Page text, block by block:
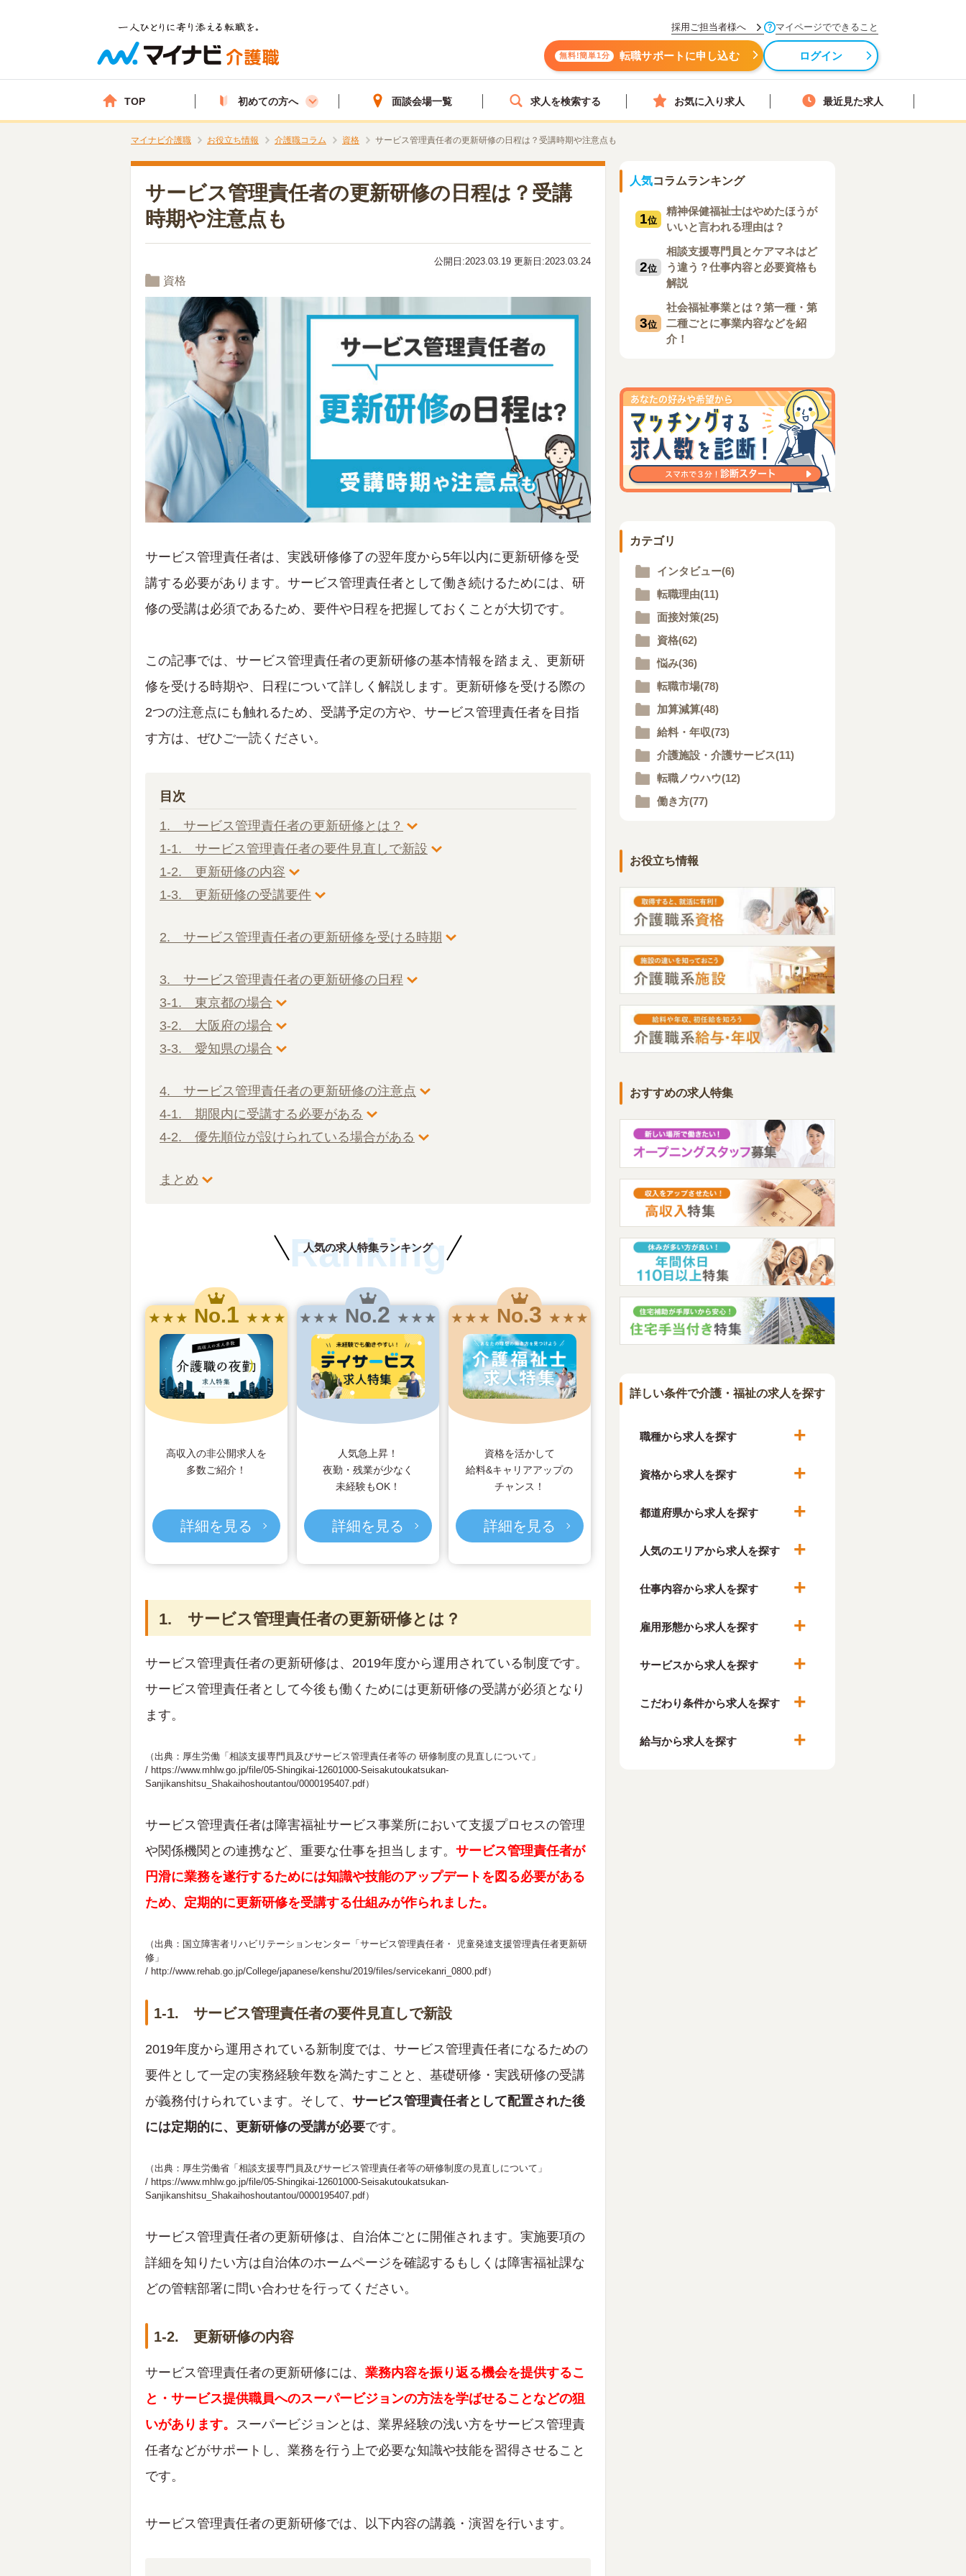
採用ご担当者様へ マイページでできること
無料!簡単1分 転職サポートに申し込む ログイン
TOP 初めての方へ 面談会場一覧 求人を検索する お気に入り求人 最近見た求人
マイナビ介護職 お役立ち情報 介護職コラム 資格 サービス管理責任者の更新研修の日程は？受講時期や注意点も
サービス管理責任者の更新研修の日程は？受講
時期や注意点も
公開日:2023.03.19 更新日:2023.03.24
資格
サービス管理責任者は、実践研修修了の翌年度から5年以内に更新研修を受
講する必要があります。サービス管理責任者として働き続けるためには、研
修の受講は必須であるため、要件や日程を把握しておくことが大切です。
この記事では、サービス管理責任者の更新研修の基本情報を踏まえ、更新研
修を受ける時期や、日程について詳しく解説します。更新研修を受ける際の
2つの注意点にも触れるため、受講予定の方や、サービス管理責任者を目指
す方は、ぜひご一読ください。
目次
1. サービス管理責任者の更新研修とは？
1-1. サービス管理責任者の要件見直しで新設
1-2. 更新研修の内容
1-3. 更新研修の受講要件
2. サービス管理責任者の更新研修を受ける時期
3. サービス管理責任者の更新研修の日程
3-1. 東京都の場合
3-2. 大阪府の場合
3-3. 愛知県の場合
4. サービス管理責任者の更新研修の注意点
4-1. 期限内に受講する必要がある
4-2. 優先順位が設けられている場合がある
まとめ
人気の求人特集ランキング
Ranking
★ ★ ★ No.1 ★ ★ ★
高収入の非公開求人を
多数ご紹介！
詳細を見る
★ ★ ★ No.2 ★ ★ ★
人気急上昇！
夜勤・残業が少なく
未経験もOK！
詳細を見る
★ ★ ★ No.3 ★ ★ ★
資格を活かして
給料&キャリアアップの
チャンス！
詳細を見る
1. サービス管理責任者の更新研修とは？
サービス管理責任者の更新研修は、2019年度から運用されている制度です。
サービス管理責任者として今後も働くためには更新研修の受講が必須となり
ます。
（出典：厚生労働「相談支援専門員及びサービス管理責任者等の 研修制度の見直しについて」
/ https://www.mhlw.go.jp/file/05-Shingikai-12601000-Seisakutoukatsukan-
Sanjikanshitsu_Shakaihoshoutantou/0000195407.pdf）
サービス管理責任者は障害福祉サービス事業所において支援プロセスの管理
や関係機関との連携など、重要な仕事を担当します。 サービス管理責任者が
円滑に業務を遂行するためには知識や技能のアップデートを図る必要がある
ため、定期的に更新研修を受講する仕組みが作られました。
（出典：国立障害者リハビリテーションセンター「サービス管理責任者・ 児童発達支援管理責任者更新研
修」
/ http://www.rehab.go.jp/College/japanese/kenshu/2019/files/servicekanri_0800.pdf）
1-1. サービス管理責任者の要件見直しで新設
2019年度から運用されている新制度では、サービス管理責任者になるための
要件として一定の実務経験年数を満たすことと、基礎研修・実践研修の受講
が義務付けられています。そして、 サービス管理責任者として配置された後
には定期的に、更新研修の受講が必要です。
（出典：厚生労働省「相談支援専門員及びサービス管理責任者等の研修制度の見直しについて」
/ https://www.mhlw.go.jp/file/05-Shingikai-12601000-Seisakutoukatsukan-
Sanjikanshitsu_Shakaihoshoutantou/0000195407.pdf）
サービス管理責任者の更新研修は、自治体ごとに開催されます。実施要項の
詳細を知りたい方は自治体のホームページを確認するもしくは障害福祉課な
どの管轄部署に問い合わせを行ってください。
1-2. 更新研修の内容
サービス管理責任者の更新研修には、 業務内容を振り返る機会を提供するこ
と・サービス提供職員へのスーパービジョンの方法を学ばせることなどの狙
いがあります。
スーパービジョンとは、業界経験の浅い方をサービス管理責
任者などがサポートし、業務を行う上で必要な知識や技能を習得させること
です。
サービス管理責任者の更新研修では、以下内容の講義・演習を行います。
人気コラムランキング
1位
精神保健福祉士はやめたほうが
いいと言われる理由は？
2位
相談支援専門員とケアマネはど
う違う？仕事内容と必要資格も
解説
3位
社会福祉事業とは？第一種・第
二種ごとに事業内容などを紹
介！
カテゴリ
インタビュー(6)
転職理由(11)
面接対策(25)
資格(62)
悩み(36)
転職市場(78)
加算減算(48)
給料・年収(73)
介護施設・介護サービス(11)
転職ノウハウ(12)
働き方(77)
お役立ち情報
おすすめの求人特集
詳しい条件で介護・福祉の求人を探す
職種から求人を探す
資格から求人を探す
都道府県から求人を探す
人気のエリアから求人を探す
仕事内容から求人を探す
雇用形態から求人を探す
サービスから求人を探す
こだわり条件から求人を探す
給与から求人を探す